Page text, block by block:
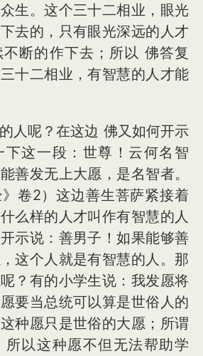
生。这个三十二相业，眼光
去的，只有眼光深远的人才
断的作下去；所以 佛答复
十二相业，有智慧的人才能
人呢？在这边 佛又如何开示
下这一段：世尊！云何名智
善发无上大愿，是名智者。
》卷2）这边善生菩萨紧接着
么样的人才叫作有智慧的人
示说：善男子！如果能够善
这个人就是有智慧的人。那
？有的小学生说：我发愿将
要当总统可以算是世俗人的
种愿只是世俗的大愿；所谓
所以这种愿不但无法帮助学